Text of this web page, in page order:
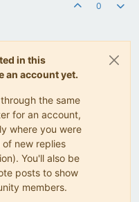
0
in this
an account yet.
the same
for an account,
where you were
new replies
You'll also be
posts to show
members.